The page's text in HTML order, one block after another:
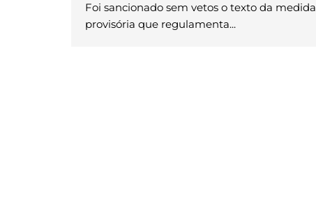
Foi sancionado sem vetos o texto da medida
provisória que regulamenta...